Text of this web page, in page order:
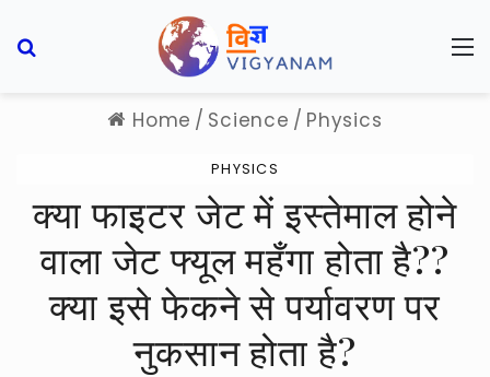
Home / Science / Physics
PHYSICS
क्या फाइटर जेट में इस्तेमाल होने
वाला जेट फ्यूल महँगा होता है??
क्या इसे फेकने से पर्यावरण पर
नुकसान होता है?